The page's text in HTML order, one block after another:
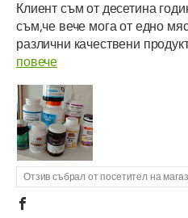
Клиент съм от десетина
съм,че вече мога от едно
различни качествени
повече
Отзив събрал от посетител на